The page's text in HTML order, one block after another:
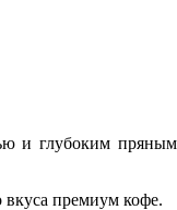
и глубоким пряным
вкуса премиум кофе.